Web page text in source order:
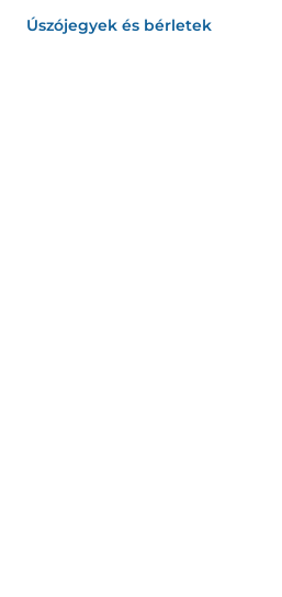
Úszójegyek és bérletek